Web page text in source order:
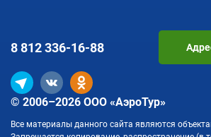
© 2006–2026 ООО «АэроТур»
Все материалы данного сайта являются
8 812336-16-88